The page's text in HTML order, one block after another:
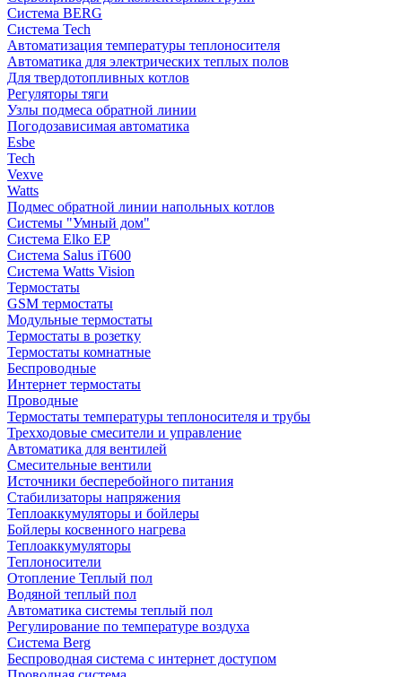
Система BERG
Система Tech
Автоматизация температуры теплоносителя
Автоматика для электрических теплых полов
Для твердотопливных котлов
Регуляторы тяги
Узлы подмеса обратной линии
Погодозависимая автоматика
Esbe
Tech
Vexve
Watts
Подмес обратной линии напольных котлов
Системы "Умный дом"
Система Elko EP
Система Salus iT600
Система Watts Vision
Термостаты
GSM термостаты
Модульные термостаты
Термостаты в розетку
Термостаты комнатные
Беспроводные
Интернет термостаты
Проводные
Термостаты температуры теплоносителя и трубы
Трехходовые смесители и управление
Автоматика для вентилей
Смесительные вентили
Источники бесперебойного питания
Стабилизаторы напряжения
Теплоаккумуляторы и бойлеры
Бойлеры косвенного нагрева
Теплоаккумуляторы
Теплоносители
Отопление Теплый пол
Водяной теплый пол
Автоматика системы теплый пол
Регулирование по температуре воздуха
Система Berg
Беспроводная система с интернет доступом